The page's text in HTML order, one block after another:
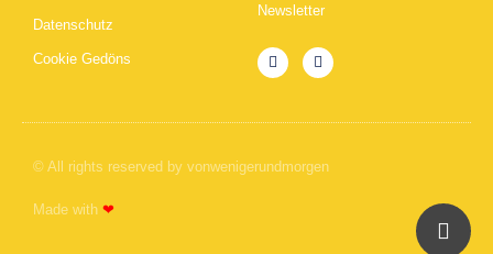
Datenschutz
Cookie Gedöns
Newsletter
© All rights reserved by vonwenigerundmorgen
Made with ❤